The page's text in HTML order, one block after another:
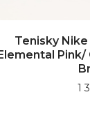
Tenisky Nike
Elemental Pink/
1